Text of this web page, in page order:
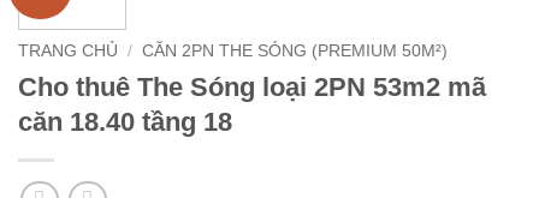
TRANG CHỦ / CĂN 2PN THE SÓNG (PREMIUM 50M²)
Cho thuê The Sóng loại 2PN 53m2 mã
căn 18.40 tầng 18